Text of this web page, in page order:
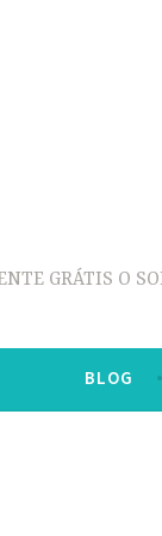
GRÁTIS O
BLOG